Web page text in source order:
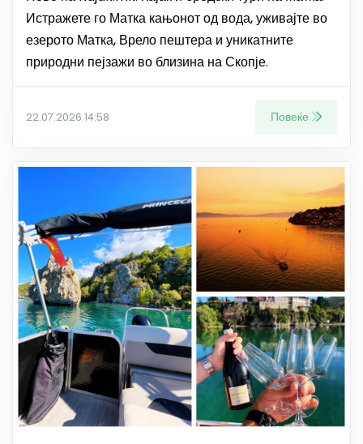
Истражете го Матка кањонот од вода, уживајте во
езерото Матка, Врело пештера и уникатните
природни пејзажи во близина на Скопје.
22.07.2026 14:58 Повеќе